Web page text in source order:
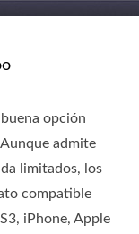
opción
admite
limitados, los
compatible
iPhone, Apple